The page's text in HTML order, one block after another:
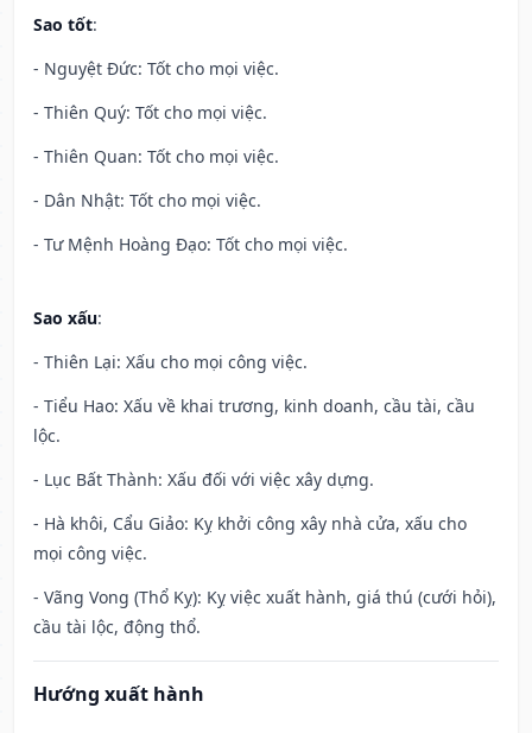
Sao tốt:
- Nguyệt Đức: Tốt cho mọi việc.
- Thiên Quý: Tốt cho mọi việc.
- Thiên Quan: Tốt cho mọi việc.
- Dân Nhật: Tốt cho mọi việc.
- Tư Mệnh Hoàng Đạo: Tốt cho mọi việc.
Sao xấu:
- Thiên Lại: Xấu cho mọi công việc.
- Tiểu Hao: Xấu về khai trương, kinh doanh, cầu tài, cầu
lộc.
- Lục Bất Thành: Xấu đối với việc xây dựng.
- Hà khôi, Cẩu Giảo: Kỵ khởi công xây nhà cửa, xấu cho
mọi công việc.
- Vãng Vong (Thổ Kỵ): Kỵ việc xuất hành, giá thú (cưới hỏi),
cầu tài lộc, động thổ.
Hướng xuất hành